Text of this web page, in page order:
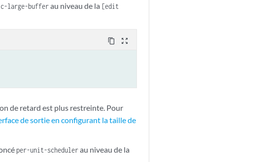
large-bufferau niveau de la [edit
content_copy zoom_out_map
de retard est plus restreinte. Pour
de sortie en configurant la taille de
per-unit-schedulerau niveau de la